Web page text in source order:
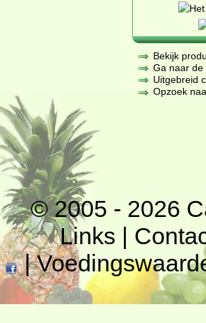
Bekijk
Ga naar de
Uitgebreid
Opzoek
© 2005 - 2026
Links |
|